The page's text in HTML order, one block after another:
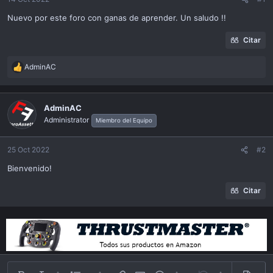
Nuevo por este foro con ganas de aprender. Un saludo !!
Citar
R
a
c
t
i
o
n
:
AdminAC
AdminAC
Administrator Miembro del Equipo
25 Oct 2022 #2
Bienvenido!
Citar